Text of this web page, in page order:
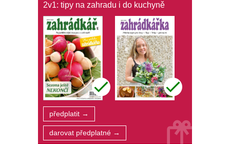
2v1: tipy na zahradu i do kuchyně
předplatit →
darovat předplatné →